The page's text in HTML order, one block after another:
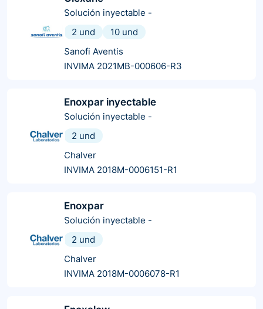
Solución inyectable -
2 und
10 und
Sanofi Aventis
INVIMA 2021MB-000606-R3
Enoxpar inyectable
Solución inyectable -
2 und
Chalver
INVIMA 2018M-0006151-R1
Enoxpar
Solución inyectable -
2 und
Chalver
INVIMA 2018M-0006078-R1